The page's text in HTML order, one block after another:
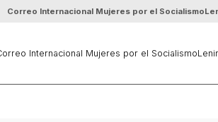
Correo Internacional Mujeres por el Socialismo
Internacional Mujeres por el Socialismo